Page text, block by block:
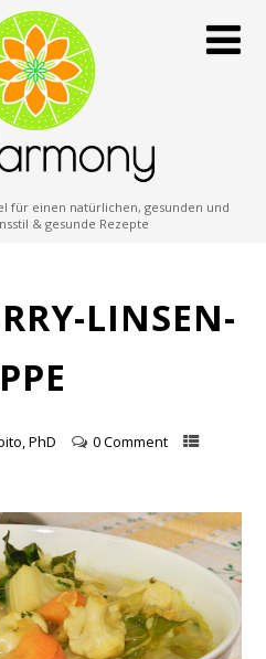
für einen natürlichen, gesunden und
& gesunde Rezepte
LINSEN-
PhD
0 Comment